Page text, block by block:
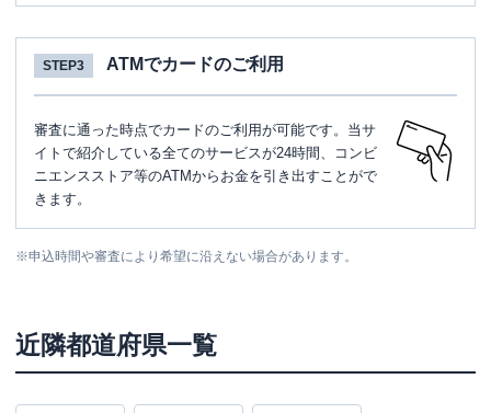
STEP3 ATMでカードのご利用
審査に通った時点でカードのご利用が可能です。当サ
イトで紹介している全てのサービスが24時間、コンビ
ニエンスストア等のATMからお金を引き出すことがで
きます。
※申込時間や審査により希望に沿えない場合があります。
近隣都道府県一覧